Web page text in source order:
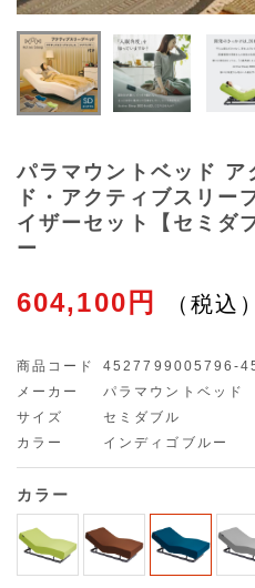
パラマウントベッド ア
ド・アクティブスリー
イザーセット【セミダ
ー
604,100円
商品コード
4527799005796-
メーカー
パラマウントベッド
サイズ
セミダブル
カラー
インディゴブルー
カラー